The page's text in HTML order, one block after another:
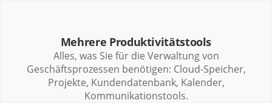
Mehrere Produktivitätstools
Alles, was Sie für die Verwaltung von
Geschäftsprozessen benötigen: Cloud-Speicher,
Projekte, Kundendatenbank, Kalender,
Kommunikationstools.